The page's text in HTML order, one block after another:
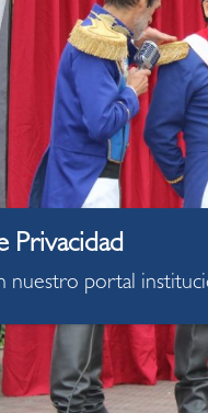
nuestro portal